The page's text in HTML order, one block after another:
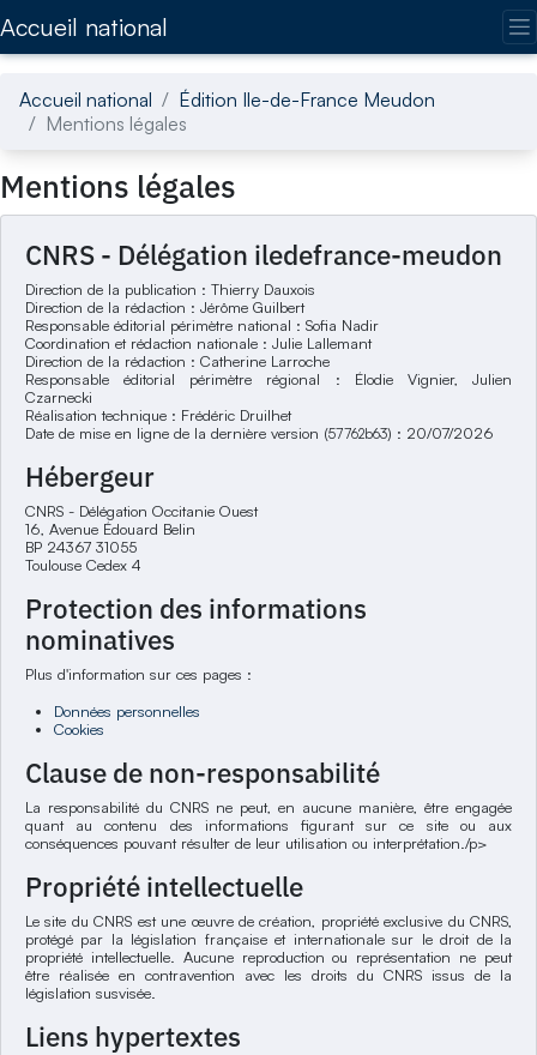
Accueil national
Accueil national
Édition Ile-de-France Meudon
Mentions légales
Mentions légales
CNRS - Délégation iledefrance-meudon
Direction de la publication : Thierry Dauxois
Direction de la rédaction : Jérôme Guilbert
Responsable éditorial périmètre national : Sofia Nadir
Coordination et rédaction nationale : Julie Lallemant
Direction de la rédaction : Catherine Larroche
Responsable éditorial périmètre régional : Élodie Vignier, Julien
Czarnecki
Réalisation technique : Frédéric Druilhet
Date de mise en ligne de la dernière version (57762b63) : 20/07/2026
Hébergeur
CNRS - Délégation Occitanie Ouest
16, Avenue Édouard Belin
BP 24367 31055
Toulouse Cedex 4
Protection des informations
nominatives
Plus d'information sur ces pages :
Données personnelles
Cookies
Clause de non-responsabilité
La responsabilité du CNRS ne peut, en aucune manière, être engagée
quant au contenu des informations figurant sur ce site ou aux
conséquences pouvant résulter de leur utilisation ou interprétation./p>
Propriété intellectuelle
Le site du CNRS est une œuvre de création, propriété exclusive du CNRS,
protégé par la législation française et internationale sur le droit de la
propriété intellectuelle. Aucune reproduction ou représentation ne peut
être réalisée en contravention avec les droits du CNRS issus de la
législation susvisée.
Liens hypertextes